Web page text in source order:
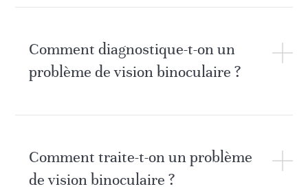
Comment diagnostique-t-on un
problème de vision binoculaire ?
Comment traite-t-on un problème
de vision binoculaire ?